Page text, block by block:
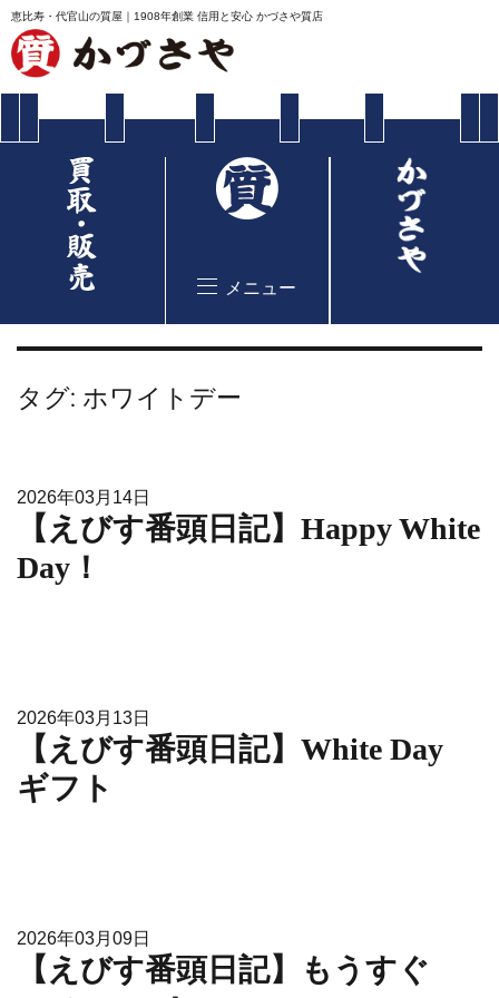
恵比寿・代官山の質屋｜1908年創業 信用と安心 かづさや質店
メニュー
タグ: ホワイトデー
2026年03月14日
【えびす番頭日記】Happy White
Day！
2026年03月13日
【えびす番頭日記】White Day
ギフト
2026年03月09日
【えびす番頭日記】もうすぐ